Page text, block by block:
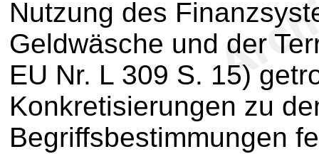
Nutzung des
Geldwäsche und der
EU Nr. L 309 S. 15)
Konkretisierungen zu
Begriffsbestimmungen